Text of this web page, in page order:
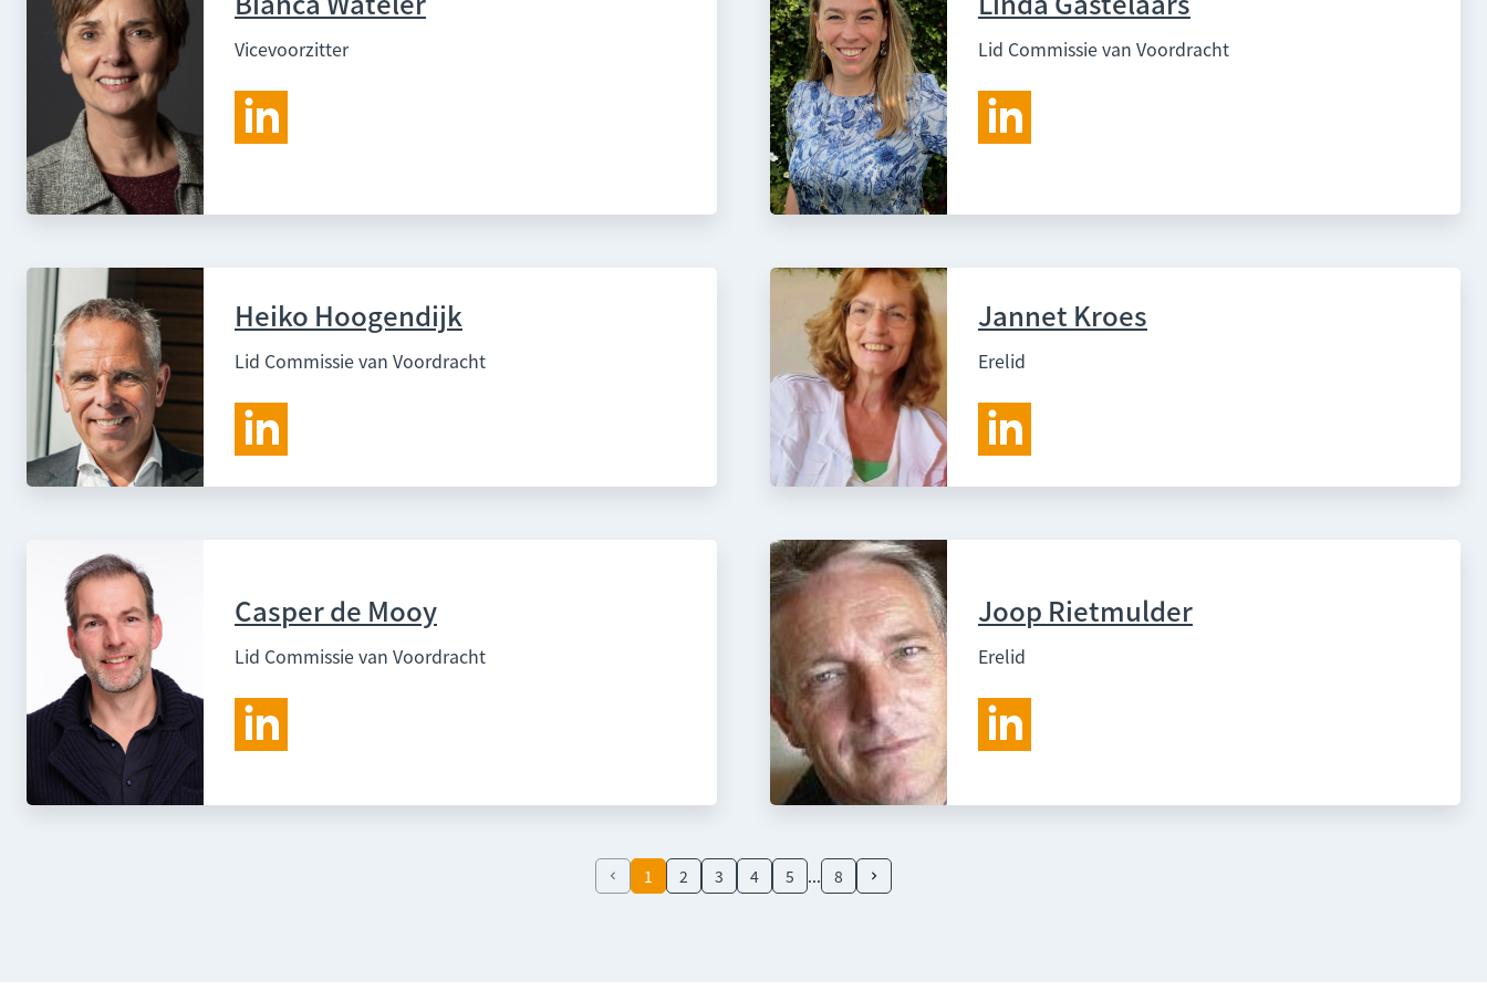
Vicevoorzitter Lid Commissie van Voordracht
Heiko Hoogendijk
Lid Commissie van Voordracht
Jannet Kroes
Erelid
Casper de Mooy
Lid Commissie van Voordracht
Joop Rietmulder
Erelid
1 2 3 4 5 8